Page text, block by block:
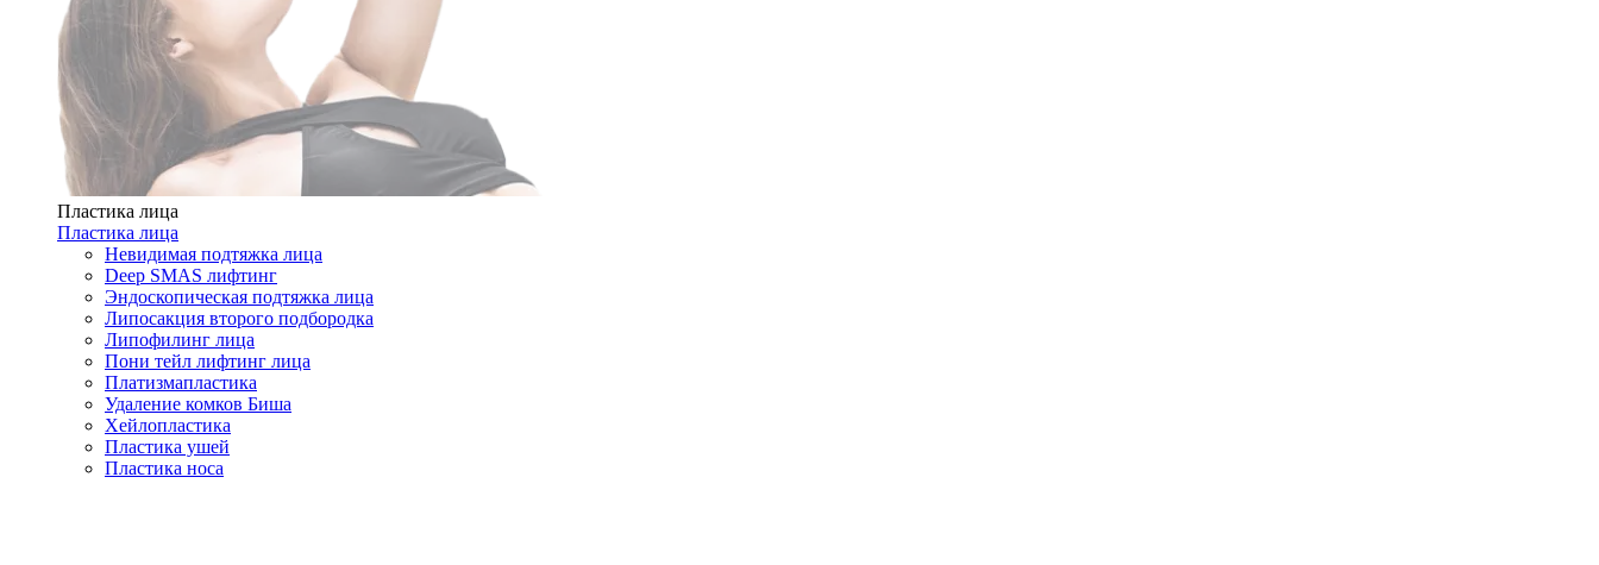
Пластика лица
Пластика лица
Невидимая подтяжка лица
Deep SMAS лифтинг
Эндоскопическая подтяжка лица
Липосакция второго подбородка
Липофилинг лица
Пони тейл лифтинг лица
Платизмапластика
Удаление комков Биша
Хейлопластика
Пластика ушей
Пластика носа